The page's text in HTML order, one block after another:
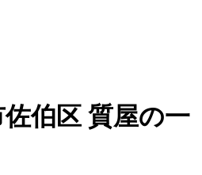
伯区 質屋の一